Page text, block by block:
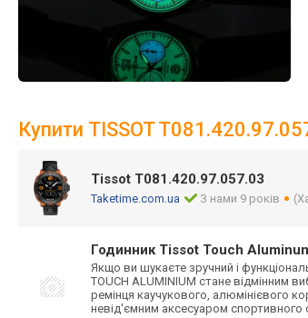
Купити TISSOT
Tissot T081.420.97.057.03
Taketime.com.ua З нами 9 років
Годинник Tissot Touch
Якщо ви шукаєте зручний і
TOUCH ALUMINIUM стане відмінним
ремінця каучукового, алюмінієвого
невід'ємним аксесуаром спортивного